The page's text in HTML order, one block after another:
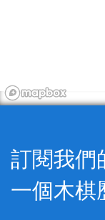
訂閱我們
一個木棋